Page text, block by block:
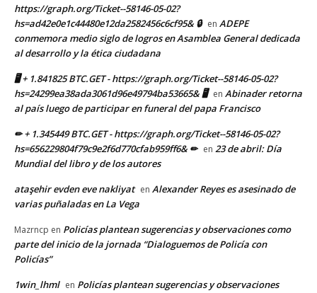
https://graph.org/Ticket--58146-05-02?
hs=ad42e0e1c44480e12da2582456c6cf95& 🔒 en ADEPE
conmemora medio siglo de logros en Asamblea General dedicada
al desarrollo y la ética ciudadana
🖥 + 1.841825 BTC.GET - https://graph.org/Ticket--58146-05-02?
hs=24299ea38ada3061d96e49794ba53665& 🖥 en Abinader retorna
al país luego de participar en funeral del papa Francisco
✏ + 1.345449 BTC.GET - https://graph.org/Ticket--58146-05-02?
hs=656229804f79c9e2f6d770cfab959ff6& ✏ en 23 de abril: Día
Mundial del libro y de los autores
ataşehir evden eve nakliyat en Alexander Reyes es asesinado de
varias puñaladas en La Vega
Mazrncp en Policías plantean sugerencias y observaciones como
parte del inicio de la jornada “Dialoguemos de Policía con
Policías”
1win_lhml en Policías plantean sugerencias y observaciones